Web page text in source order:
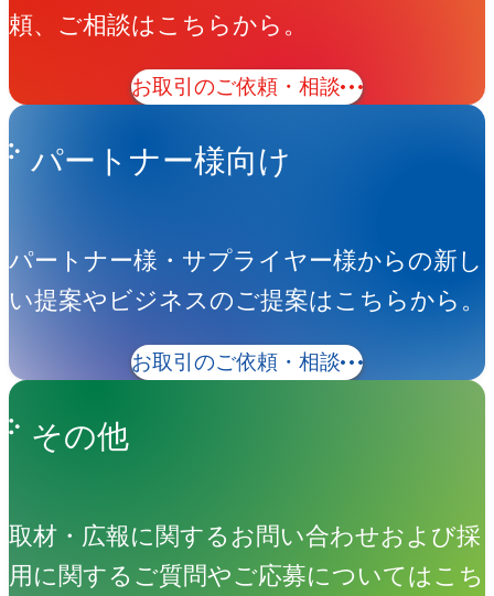
頼、ご相談はこちらから。
お取引のご依頼・相談
パートナー様向け
パートナー様・サプライヤー様からの新し
い提案やビジネスのご提案はこちらから。
お取引のご依頼・相談
その他
取材・広報に関するお問い合わせおよび採
用に関するご質問やご応募についてはこち